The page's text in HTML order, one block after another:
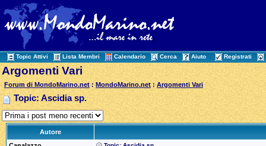
Topic Attivi Lista Membri Calendario Cerca Aiuto Registrati
Argomenti Vari
Forum di MondoMarino.net :MondoMarino.net : Argomenti Vari
Topic: Ascidia sp.
Autore